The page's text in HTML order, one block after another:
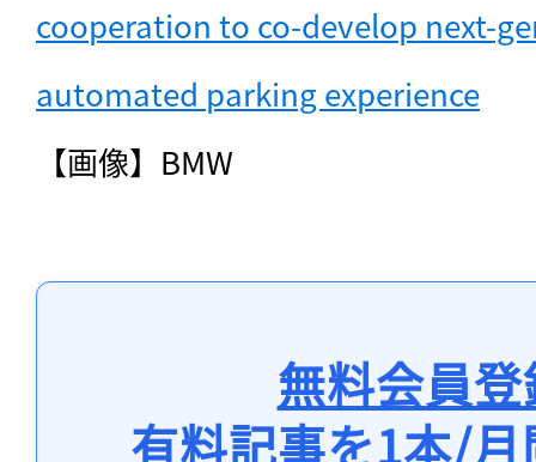
cooperation to co-develop next-
automated parking experience
【画像】BMW
無料会員
有料記事を1本/